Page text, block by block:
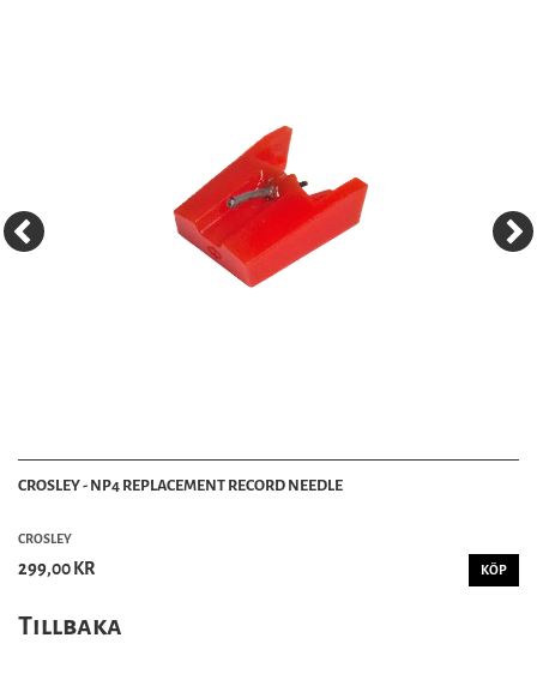
CROSLEY - NP4 REPLACEMENT RECORD NEEDLE
CROSLEY
299,00 KR KÖP
Tillbaka